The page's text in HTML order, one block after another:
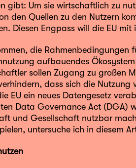
gibt: Um sie wirtschaftlich zu
den Quellen zu den Nutzern
Diesen Engpass will die EU
die Rahmenbedingungen
aufbauendes
sollen Zugang zu großen
dass sich die
EU ein neues Datengesetz
Data Governance Act (DGA)
und Gesellschaft nutzbar
untersuche ich in diesem